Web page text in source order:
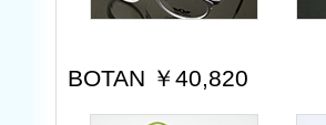
BOTAN ￥40,820